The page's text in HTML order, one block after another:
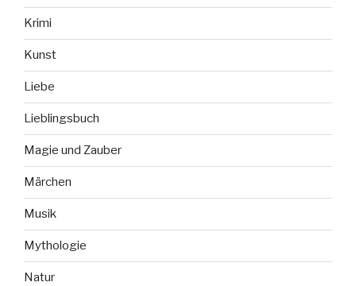
Krimi
Kunst
Liebe
Lieblingsbuch
Magie und Zauber
Märchen
Musik
Mythologie
Natur